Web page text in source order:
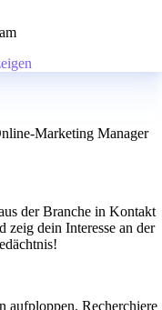
Marketing Manager
der Branche in Kontakt
zeig dein Interesse an der
aufploppen. Recherchiere